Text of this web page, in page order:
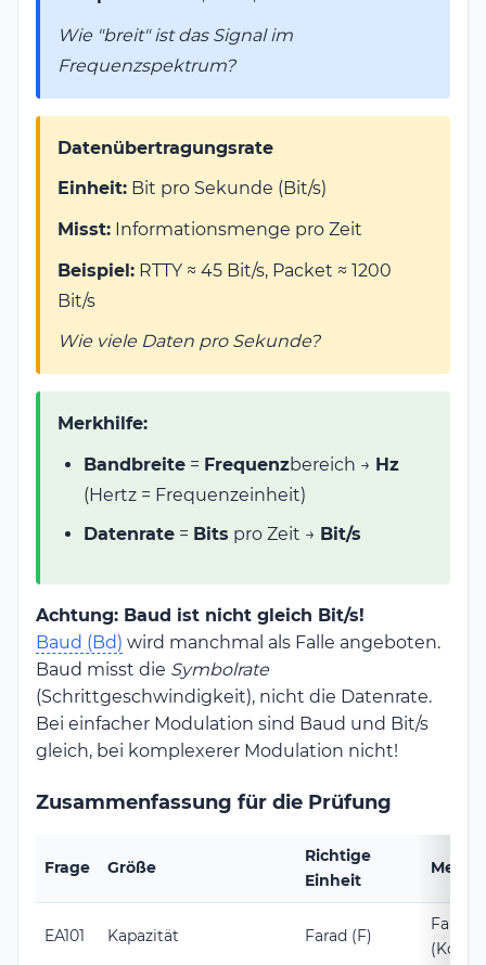
Wie "breit" ist das Signal im
Frequenzspektrum?
Datenübertragungsrate
Einheit: Bit pro Sekunde (Bit/s)
Misst: Informationsmenge pro Zeit
Beispiel: RTTY ≈ 45 Bit/s, Packet ≈ 1200
Bit/s
Wie viele Daten pro Sekunde?
Merkhilfe:
Bandbreite = Frequenzbereich → Hz
(Hertz = Frequenzeinheit)
Datenrate = Bits pro Zeit → Bit/s
Achtung: Baud ist nicht gleich Bit/s!
Baud (Bd) wird manchmal als Falle angeboten.
Baud misst die Symbolrate
(Schrittgeschwindigkeit), nicht die Datenrate.
Bei einfacher Modulation sind Baud und Bit/s
gleich, bei komplexerer Modulation nicht!
Zusammenfassung für die Prüfung
Frage Größe
Richtige
Einheit
EA101 Kapazität Farad (F)
Farad